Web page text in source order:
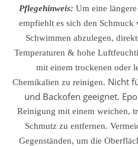
Pflegehinweis: Um eine
empfiehlt es sich den Schmuck
Schwimmen abzulegen,
Temperaturen & hohe
mit einem trockenen oder
Chemikalien zu reinigen. Nicht
und Backofen geeignet.
Reinigung mit einem weichen,
Schmutz zu entfernen.
Gegenständen, um die